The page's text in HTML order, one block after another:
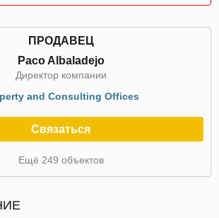
ПРОДАВЕЦ
Paco Albaladejo
Директор компании
and Consulting Offices
Связаться
Ещё 249 объектов